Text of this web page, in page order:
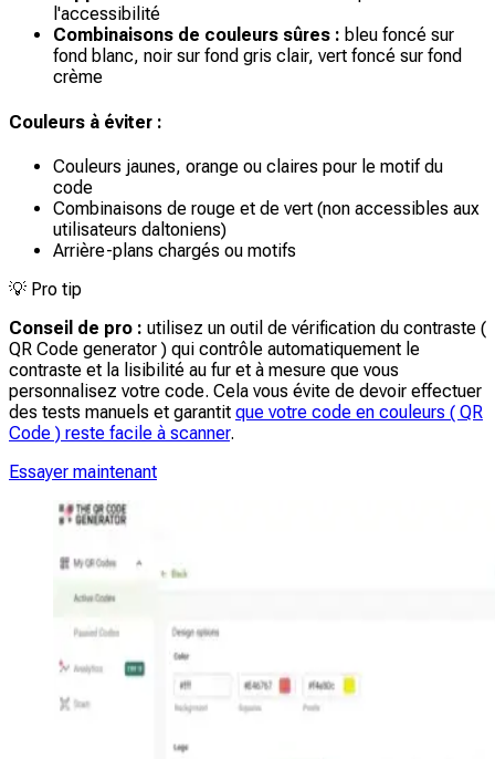
l'accessibilité
Combinaisons de couleurs sûres : bleu foncé sur
fond blanc, noir sur fond gris clair, vert foncé sur fond
crème
Couleurs à éviter :
Couleurs jaunes, orange ou claires pour le motif du
code
Combinaisons de rouge et de vert (non accessibles aux
utilisateurs daltoniens)
Arrière-plans chargés ou motifs
💡 Pro tip
Conseil de pro : utilisez un outil de vérification du contraste (
QR Code generator ) qui contrôle automatiquement le
contraste et la lisibilité au fur et à mesure que vous
personnalisez votre code. Cela vous évite de devoir effectuer
des tests manuels et garantit que votre code en couleurs ( QR
Code ) reste facile à scanner.
Essayer maintenant